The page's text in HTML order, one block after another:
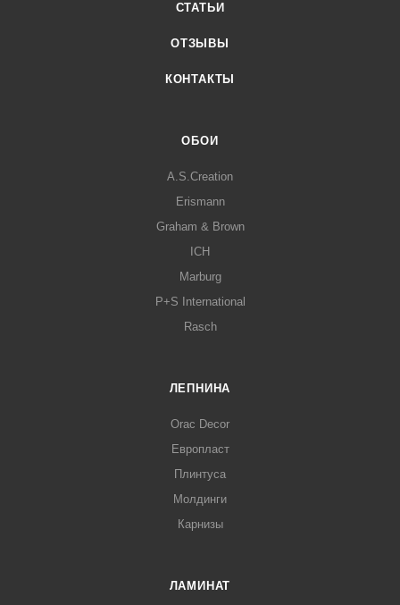
СТАТЬИ
ОТЗЫВЫ
КОНТАКТЫ
ОБОИ
A.S.Creation
Erismann
Graham & Brown
ICH
Marburg
P+S International
Rasch
ЛЕПНИНА
Orac Decor
Европласт
Плинтуса
Молдинги
Карнизы
ЛАМИНАТ